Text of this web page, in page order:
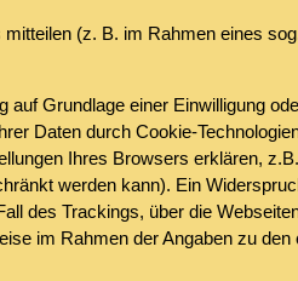
(z. B. im Rahmen eines
auf Grundlage einer Einwilligung
Daten durch Cookie-
Ihres Browsers erklären,
werden kann). Ein
des Trackings, über die
im Rahmen der Angaben zu